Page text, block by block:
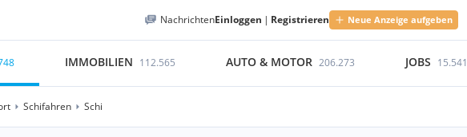
NachrichtenEinloggen | Registrieren Neue Anzeige aufgeben
IMMOBILIEN 112.565 AUTO & MOTOR 206.273 JOBS 15.541
Schifahren Schi